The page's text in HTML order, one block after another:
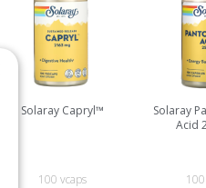
Solaray Capryl™
100 vcaps
Solaray
Acid